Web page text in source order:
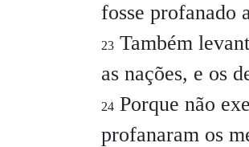
fosse profanado
23 Também
as nações, e os
24 Porque não
profanaram os